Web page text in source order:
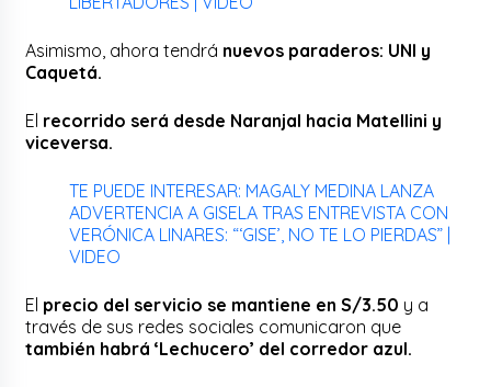
Asimismo, ahora tendrá nuevos paraderos: UNI y
Caquetá.
El recorrido será desde Naranjal hacia Matellini y
viceversa.
TE PUEDE INTERESAR: MAGALY MEDINA LANZA
ADVERTENCIA A GISELA TRAS ENTREVISTA CON
VERÓNICA LINARES: “‘GISE’, NO TE LO PIERDAS” |
VIDEO
El precio del servicio se mantiene en S/3.50 y a
través de sus redes sociales comunicaron que
también habrá ‘Lechucero’ del corredor azul.